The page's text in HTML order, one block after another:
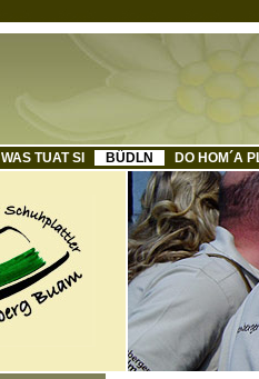
WAS TUAT SI BÜDLN DO HOM´A